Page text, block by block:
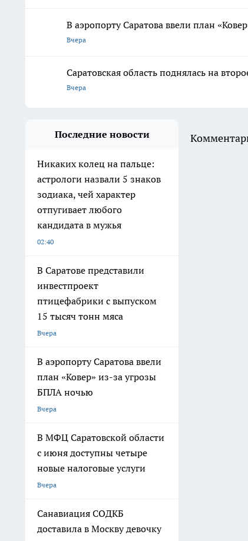
В аэропорту Саратова ввели план
Вчера
Саратовская область поднялась на
Вчера
Последние новости
Никаких колец на пальце:
астрологи назвали 5 знаков
зодиака, чей характер
отпугивает любого
кандидата в мужья
02:40
В Саратове представили
инвестпроект
птицефабрики с выпуском
15 тысяч тонн мяса
Вчера
В аэропорту Саратова ввели
план «Ковер» из-за угрозы
БПЛА ночью
Вчера
В МФЦ Саратовской области
с июня доступны четыре
новые налоговые услуги
Вчера
Санавиация СОДКБ
доставила в Москву девочку